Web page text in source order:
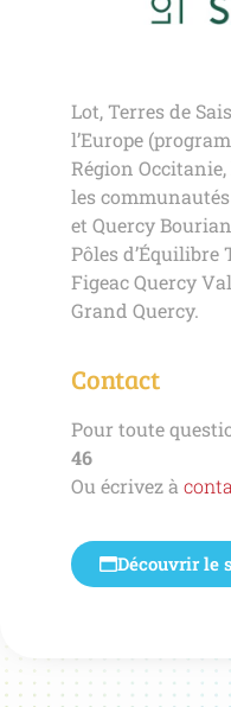
Lot, Terres de
l’Europe
Région
les
et Quercy
Pôles
Figeac Quercy
Grand Quercy.
Contact
Pour toute
46
Ou écrivez à
Découvrir le